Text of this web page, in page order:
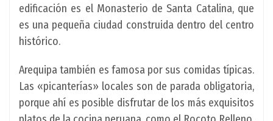
edificación es el Monasterio de Santa Catalina, que
es una pequeña ciudad construida dentro del centro
histórico.
Arequipa también es famosa por sus comidas típicas.
Las «picanterías» locales son de parada obligatoria,
porque ahí es posible disfrutar de los más exquisitos